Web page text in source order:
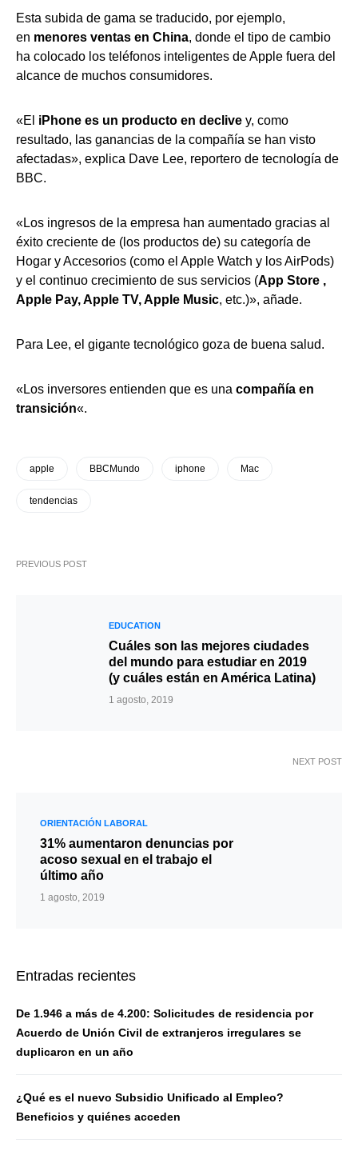
Esta subida de gama se traducido, por ejemplo,
en menores ventas en China, donde el tipo de cambio
ha colocado los teléfonos inteligentes de Apple fuera del
alcance de muchos consumidores.
«El iPhone es un producto en declive y, como
resultado, las ganancias de la compañía se han visto
afectadas», explica Dave Lee, reportero de tecnología de
BBC.
«Los ingresos de la empresa han aumentado gracias al
éxito creciente de (los productos de) su categoría de
Hogar y Accesorios (como el Apple Watch y los AirPods)
y el continuo crecimiento de sus servicios (App Store ,
Apple Pay, Apple TV, Apple Music, etc.)», añade.
Para Lee, el gigante tecnológico goza de buena salud.
«Los inversores entienden que es una compañía en
transición«.
apple BBCMundo iphone Mac
tendencias
PREVIOUS POST
EDUCATION
Cuáles son las mejores ciudades
del mundo para estudiar en 2019
(y cuáles están en América Latina)
1 agosto, 2019
NEXT POST
ORIENTACIÓN LABORAL
31% aumentaron denuncias por
acoso sexual en el trabajo el
último año
1 agosto, 2019
Entradas recientes
De 1.946 a más de 4.200: Solicitudes de residencia por
Acuerdo de Unión Civil de extranjeros irregulares se
duplicaron en un año
¿Qué es el nuevo Subsidio Unificado al Empleo?
Beneficios y quiénes acceden